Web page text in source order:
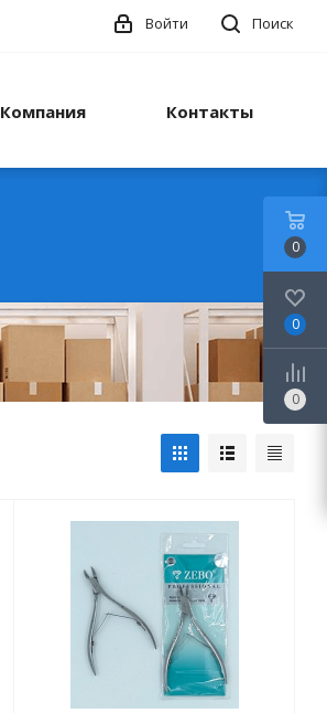
Поиск
Войти
Компания Контакты
0
0
0